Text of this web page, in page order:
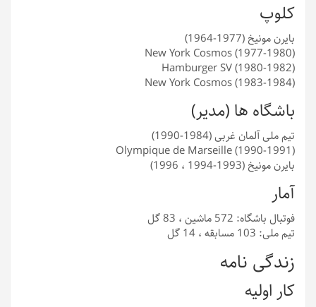
کلوپ
بایرن مونیخ (1977-1964)
New York Cosmos (1977-1980)
Hamburger SV (1980-1982)
New York Cosmos (1983-1984)
باشگاه ها (مدیر)
تیم ملی آلمان غربی (1984-1990)
Olympique de Marseille (1990-1991)
بایرن مونیخ (1993-1994 ، 1996)
آمار
فوتبال باشگاه: 572 ماشین ، 83 گل
تیم ملی: 103 مسابقه ، 14 گل
زندگی نامه
کار اولیه